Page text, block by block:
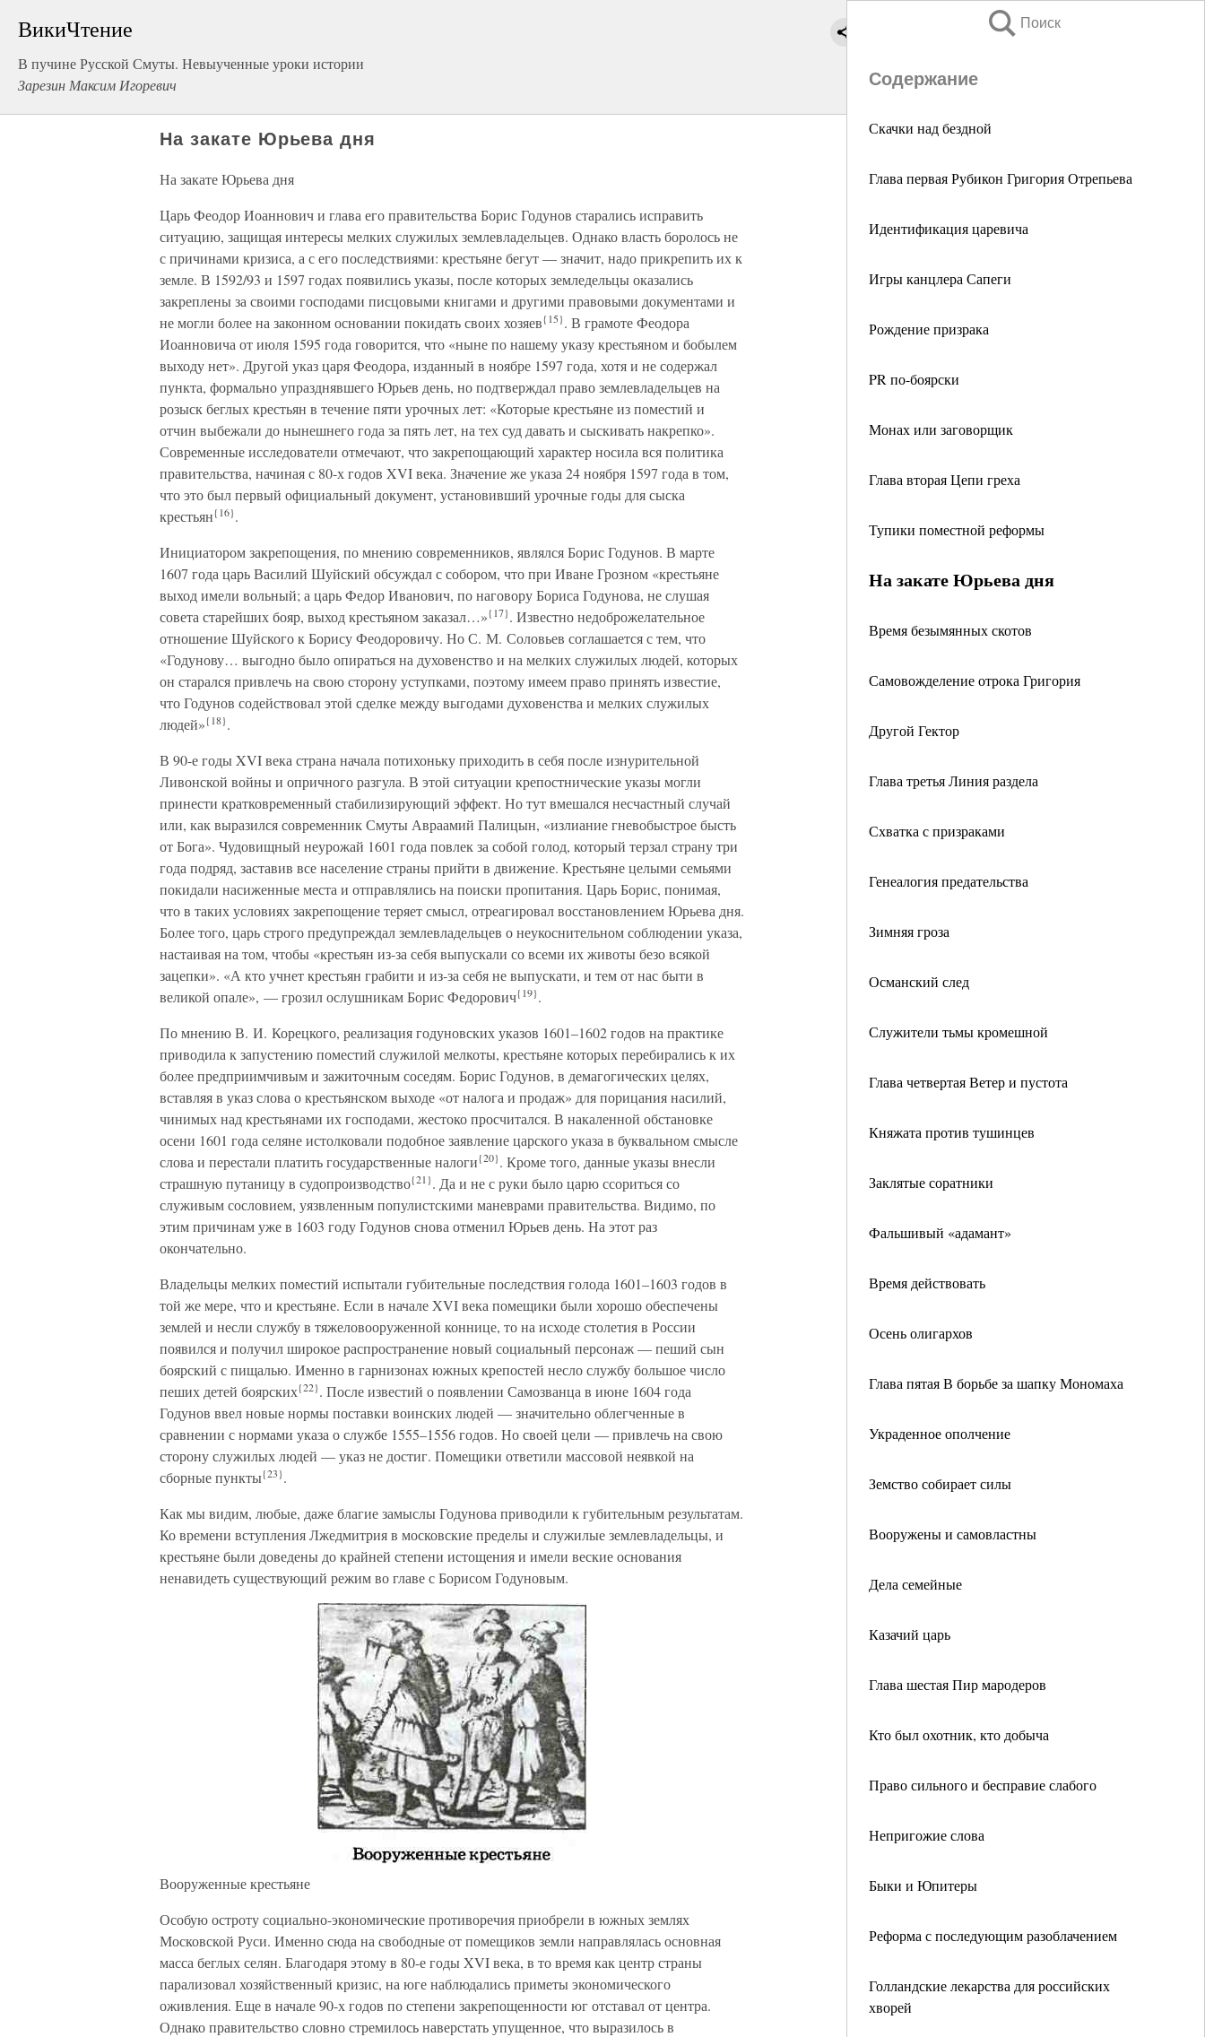
ВикиЧтение
В пучине Русской Смуты. Невыученные уроки истории
Зарезин Максим Игоревич
Поиск
Содержание
Скачки над бездной
Глава первая Рубикон Григория Отрепьева
Идентификация царевича
Игры канцлера Сапеги
Рождение призрака
PR по-боярски
Монах или заговорщик
Глава вторая Цепи греха
Тупики поместной реформы
На закате Юрьева дня
Время безымянных скотов
Самовожделение отрока Григория
Другой Гектор
Глава третья Линия раздела
Схватка с призраками
Генеалогия предательства
Зимняя гроза
Османский след
Служители тьмы кромешной
Глава четвертая Ветер и пустота
Княжата против тушинцев
Заклятые соратники
Фальшивый «адамант»
Время действовать
Осень олигархов
Глава пятая В борьбе за шапку Мономаха
Украденное ополчение
Земство собирает силы
Вооружены и самовластны
Дела семейные
Казачий царь
Глава шестая Пир мародеров
Кто был охотник, кто добыча
Право сильного и бесправие слабого
Непригожие слова
Быки и Юпитеры
Реформа с последующим разоблачением
Голландские лекарства для российских
хворей
На закате Юрьева дня
На закате Юрьева дня
Царь Феодор Иоаннович и глава его правительства Борис Годунов старались исправить
ситуацию, защищая интересы мелких служилых землевладельцев. Однако власть боролось не
с причинами кризиса, а с его последствиями: крестьяне бегут — значит, надо прикрепить их к
земле. В 1592/93 и 1597 годах появились указы, после которых земледельцы оказались
закреплены за своими господами писцовыми книгами и другими правовыми документами и
не могли более на законном основании покидать своих хозяев{15}. В грамоте Феодора
Иоанновича от июля 1595 года говорится, что «ныне по нашему указу крестьяном и бобылем
выходу нет». Другой указ царя Феодора, изданный в ноябре 1597 года, хотя и не содержал
пункта, формально упразднявшего Юрьев день, но подтверждал право землевладельцев на
розыск беглых крестьян в течение пяти урочных лет: «Которые крестьяне из поместий и
отчин выбежали до нынешнего года за пять лет, на тех суд давать и сыскивать накрепко».
Современные исследователи отмечают, что закрепощающий характер носила вся политика
правительства, начиная с 80-х годов XVI века. Значение же указа 24 ноября 1597 года в том,
что это был первый официальный документ, установивший урочные годы для сыска
крестьян{16}.
Инициатором закрепощения, по мнению современников, являлся Борис Годунов. В марте
1607 года царь Василий Шуйский обсуждал с собором, что при Иване Грозном «крестьяне
выход имели вольный; а царь Федор Иванович, по наговору Бориса Годунова, не слушая
совета старейших бояр, выход крестьяном заказал…»{17}. Известно недоброжелательное
отношение Шуйского к Борису Феодоровичу. Но С. М. Соловьев соглашается с тем, что
«Годунову… выгодно было опираться на духовенство и на мелких служилых людей, которых
он старался привлечь на свою сторону уступками, поэтому имеем право принять известие,
что Годунов содействовал этой сделке между выгодами духовенства и мелких служилых
людей»{18}.
В 90-е годы XVI века страна начала потихоньку приходить в себя после изнурительной
Ливонской войны и опричного разгула. В этой ситуации крепостнические указы могли
принести кратковременный стабилизирующий эффект. Но тут вмешался несчастный случай
или, как выразился современник Смуты Авраамий Палицын, «излиание гневобыстрое бысть
от Бога». Чудовищный неурожай 1601 года повлек за собой голод, который терзал страну три
года подряд, заставив все население страны прийти в движение. Крестьяне целыми семьями
покидали насиженные места и отправлялись на поиски пропитания. Царь Борис, понимая,
что в таких условиях закрепощение теряет смысл, отреагировал восстановлением Юрьева дня.
Более того, царь строго предупреждал землевладельцев о неукоснительном соблюдении указа,
настаивая на том, чтобы «крестьян из-за себя выпускали со всеми их животы безо всякой
зацепки». «А кто учнет крестьян грабити и из-за себя не выпускати, и тем от нас быти в
великой опале», — грозил ослушникам Борис Федорович{19}.
По мнению В. И. Корецкого, реализация годуновских указов 1601–1602 годов на практике
приводила к запустению поместий служилой мелкоты, крестьяне которых перебирались к их
более предприимчивым и зажиточным соседям. Борис Годунов, в демагогических целях,
вставляя в указ слова о крестьянском выходе «от налога и продаж» для порицания насилий,
чинимых над крестьянами их господами, жестоко просчитался. В накаленной обстановке
осени 1601 года селяне истолковали подобное заявление царского указа в буквальном смысле
слова и перестали платить государственные налоги{20}. Кроме того, данные указы внесли
страшную путаницу в судопроизводство{21}. Да и не с руки было царю ссориться со
служивым сословием, уязвленным популистскими маневрами правительства. Видимо, по
этим причинам уже в 1603 году Годунов снова отменил Юрьев день. На этот раз
окончательно.
Владельцы мелких поместий испытали губительные последствия голода 1601–1603 годов в
той же мере, что и крестьяне. Если в начале XVI века помещики были хорошо обеспечены
землей и несли службу в тяжеловооруженной коннице, то на исходе столетия в России
появился и получил широкое распространение новый социальный персонаж — пеший сын
боярский с пищалью. Именно в гарнизонах южных крепостей несло службу большое число
пеших детей боярских{22}. После известий о появлении Самозванца в июне 1604 года
Годунов ввел новые нормы поставки воинских людей — значительно облегченные в
сравнении с нормами указа о службе 1555–1556 годов. Но своей цели — привлечь на свою
сторону служилых людей — указ не достиг. Помещики ответили массовой неявкой на
сборные пункты{23}.
Как мы видим, любые, даже благие замыслы Годунова приводили к губительным результатам.
Ко времени вступления Лжедмитрия в московские пределы и служилые землевладельцы, и
крестьяне были доведены до крайней степени истощения и имели веские основания
ненавидеть существующий режим во главе с Борисом Годуновым.
Вооруженные крестьяне
Особую остроту социально-экономические противоречия приобрели в южных землях
Московской Руси. Именно сюда на свободные от помещиков земли направлялась основная
масса беглых селян. Благодаря этому в 80-е годы XVI века, в то время как центр страны
парализовал хозяйственный кризис, на юге наблюдались приметы экономического
оживления. Еще в начале 90-х годов по степени закрепощенности юг отставал от центра.
Однако правительство словно стремилось наверстать упущенное, что выразилось в